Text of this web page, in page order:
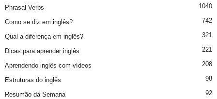
Phrasal Verbs 1040
Como se diz em inglês? 742
Qual a diferença em inglês? 321
Dicas para aprender inglês 221
Aprendendo inglês com vídeos 208
Estruturas do inglês 98
Resumão da Semana 92